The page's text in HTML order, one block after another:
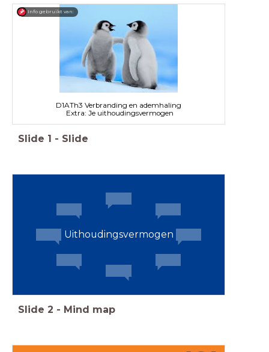
D1ATh3 Verbranding en ademhaling
Extra: Je uithoudingsvermogen
Info gebruikt van:
Slide 1 - Slide
Uithoudingsvermogen
Slide 2 - Mind map